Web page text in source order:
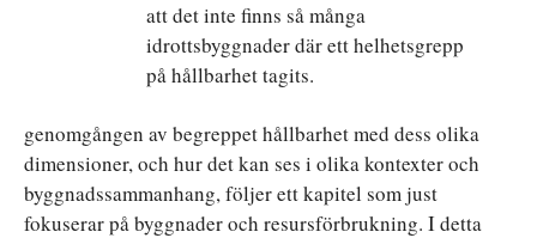
att det inte finns så många
idrottsbyggnader där ett helhetsgrepp
på hållbarhet tagits.
genomgången av begreppet hållbarhet med dess olika
dimensioner, och hur det kan ses i olika kontexter och
byggnadssammanhang, följer ett kapitel som just
fokuserar på byggnader och resursförbrukning. I detta